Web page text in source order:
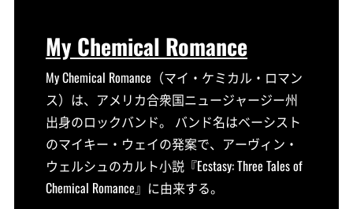
My Chemical Romance
My Chemical Romance（マイ・ケミカル・ロマン
ス）は、アメリカ合衆国ニュージャージー州
出身のロックバンド。 バンド名はベーシスト
のマイキー・ウェイの発案で、アーヴィン・
ウェルシュのカルト小説『Ecstasy: Three Tales of
Chemical Romance』に由来する。